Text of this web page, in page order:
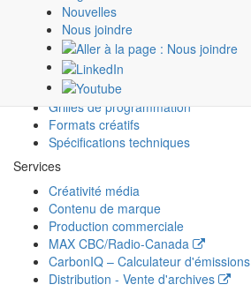
Nouvelles
Nous joindre
Programmation 2026-2027
Plateformes
Émissions
Grilles de programmation
Formats créatifs
Spécifications techniques
Services
Créativité média
Contenu de marque
Production commerciale
MAX CBC/Radio-Canada
CarbonIQ – Calculateur d'émissions
Distribution - Vente d'archives